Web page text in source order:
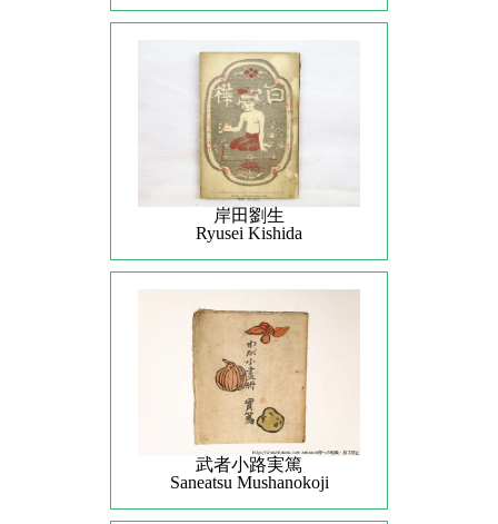
岸田劉生
Ryusei Kishida
武者小路実篤
Saneatsu Mushanokoji